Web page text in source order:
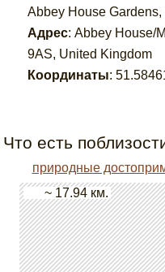
Abbey House
Адрес:Abbey House/
9AS, United Kingdom
Координаты:
Что есть
природные
~ 17.94 км.